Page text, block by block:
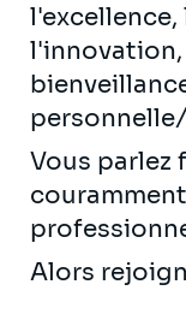
l'innovation,
Vous parlez
Alors